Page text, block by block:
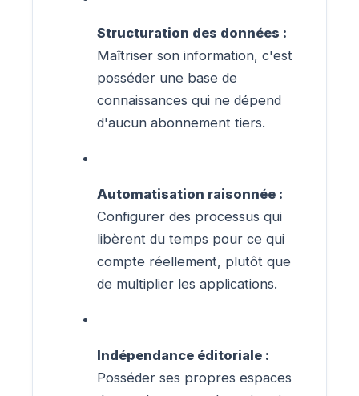
Structuration des données :
Maîtriser son information, c'est
posséder une base de
connaissances qui ne dépend
d'aucun abonnement tiers.
Automatisation raisonnée :
Configurer des processus qui
libèrent du temps pour ce qui
compte réellement, plutôt que
de multiplier les applications.
Indépendance éditoriale :
Posséder ses propres espaces